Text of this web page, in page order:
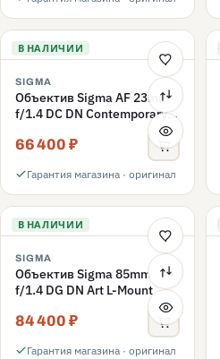
В НАЛИЧИИ
SIGMA
Объектив Sigma AF 23mm
f/1.4 DC DN Contemporary
66 400 ₽
Гарантия магазина · оригинал
В НАЛИЧИИ
SIGMA
Объектив Sigma 85mm
f/1.4 DG DN Art L-Mount
84 400 ₽
Гарантия магазина · оригинал